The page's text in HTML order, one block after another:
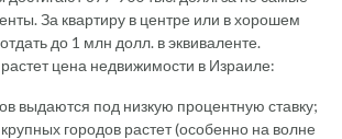
За квартиру в центре или в хорошем
до 1 млн долл. в эквиваленте.
цена недвижимости в Израиле:
выдаются под низкую процентную ставку;
городов растет (особенно на волне